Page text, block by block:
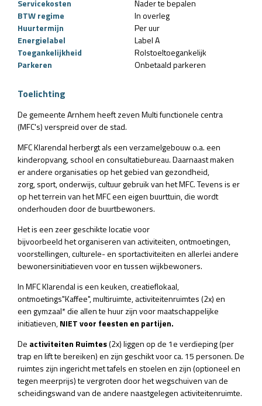
Servicekosten
Nader te bepalen
BTW regime
In overleg
Huurtermijn
Per uur
Energielabel
Label A
Toegankelijkheid
Rolstoeltoegankelijk
Parkeren
Onbetaald parkeren
Toelichting
De gemeente Arnhem heeft zeven Multi functionele centra
(MFC's) verspreid over de stad.
MFC Klarendal herbergt als een verzamelgebouw o.a. een
kinderopvang, school en consultatiebureau. Daarnaast maken
er andere organisaties op het gebied van gezondheid,
zorg, sport, onderwijs, cultuur gebruik van het MFC. Tevens is er
op het terrein van het MFC eeneigen buurttuin, die wordt
onderhouden door de buurtbewoners.
Het is een zeer geschikte locatie voor
bijvoorbeeld het organiseren van activiteiten, ontmoetingen,
voorstellingen, culturele- en sportactiviteiten en allerlei andere
bewonersinitiatieven voor en tussen wijkbewoners.
In MFC Klarendal is een keuken, creatieflokaal,
ontmoetings"Kaffee", multiruimte, activiteitenruimtes (2x) en
een gymzaal* die allen te huur zijn voor maatschappelijke
initiatieven,NIET voor feesten en partijen.
De activiteiten Ruimtes(2x) liggen op de 1e verdieping (per
trap en lift te bereiken) en zijn geschikt voor ca. 15 personen. De
ruimtes zijn ingericht met tafels en stoelen en zijn (optioneel en
tegen meerprijs) te vergroten door het wegschuiven van de
scheidingswand van de andere naastgelegen activiteitenruimte.